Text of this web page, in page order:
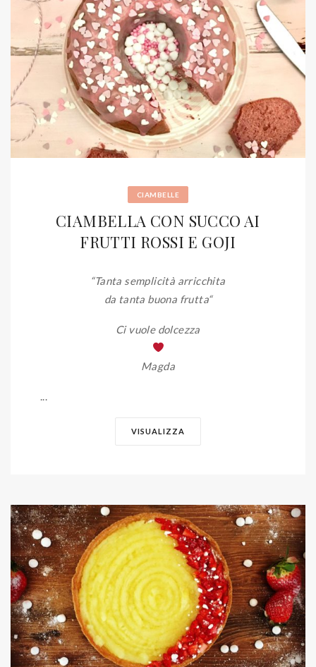
CIAMBELLE
CIAMBELLA CON SUCCO AI
FRUTTI ROSSI E GOJI
“Tanta semplicità arricchita
da tanta buona frutta“
Ci vuole dolcezza
Magda
VISUALIZZA